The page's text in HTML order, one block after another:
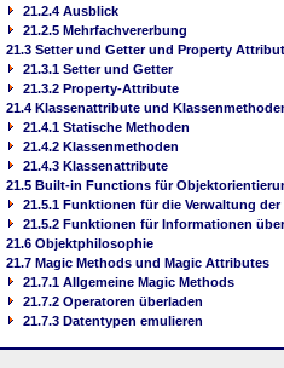
21.2.4 Ausblick
21.2.5 Mehrfachvererbung
21.3 Setter und Getter und Property
21.3.1 Setter und Getter
21.3.2 Property-Attribute
21.4 Klassenattribute und
21.4.1 Statische Methoden
21.4.2 Klassenmethoden
21.4.3 Klassenattribute
21.5 Built-in Functions für
21.5.1 Funktionen für die Verwaltung
21.5.2 Funktionen für Informationen
21.6 Objektphilosophie
21.7 Magic Methods und Magic Attributes
21.7.1 Allgemeine Magic Methods
21.7.2 Operatoren überladen
21.7.3 Datentypen emulieren